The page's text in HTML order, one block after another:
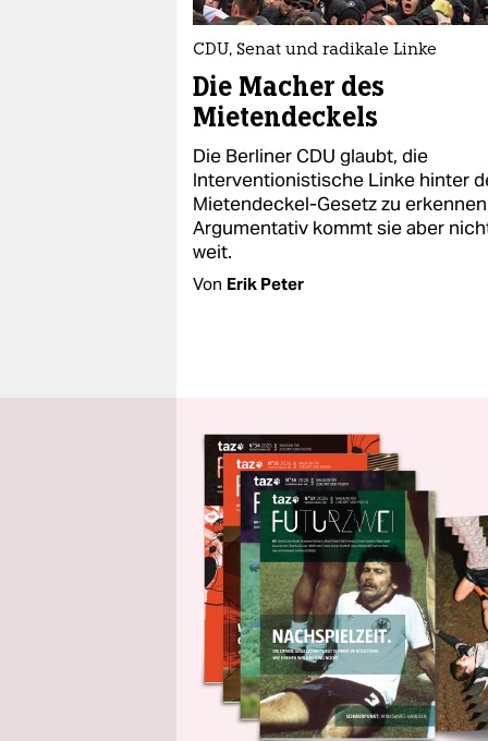
CDU, Senat und radikale Linke
Die Macher des
Mietendeckels
Die Berliner CDU glaubt, die
Interventionistische Linke hinter
Mietendeckel-Gesetz zu
Argumentativ kommt sie aber
weit.
Von Erik Peter